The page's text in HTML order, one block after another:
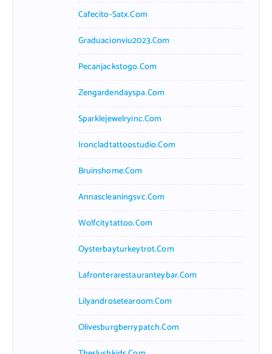
Cafecito-Satx.com
Graduacionviu2023.com
Pecanjackstogo.com
Zengardendayspa.com
Sparklejewelryinc.com
Ironcladtattoostudio.com
Bruinshome.com
Annascleaningsvc.com
Wolfcitytattoo.com
Oysterbayturkeytrot.com
Lafronterarestauranteybar.com
Lilyandrosetearoom.com
Olivesburgberrypatch.com